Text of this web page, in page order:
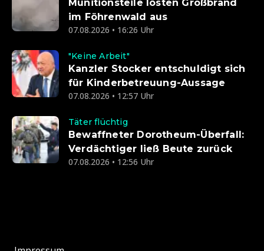
Munitionsteile lösten Großbrand
im Föhrenwald aus
07.08.2026 • 16:26 Uhr
"Keine Arbeit"
Kanzler Stocker entschuldigt sich
für Kinderbetreuung-Aussage
07.08.2026 • 12:57 Uhr
Täter flüchtig
Bewaffneter Dorotheum-Überfall:
Verdächtiger ließ Beute zurück
07.08.2026 • 12:56 Uhr